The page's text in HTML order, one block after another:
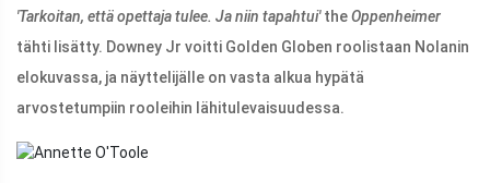
'Tarkoitan, että opettaja tulee. Ja niin tapahtui'theOppenheimer
tähti lisätty. Downey Jr voitti Golden Globen roolistaan ​​Nolanin
elokuvassa, ja näyttelijälle on vasta alkua hypätä
arvostetumpiin rooleihin lähitulevaisuudessa.